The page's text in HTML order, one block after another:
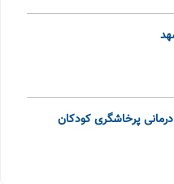
پرخاشگری کودکان